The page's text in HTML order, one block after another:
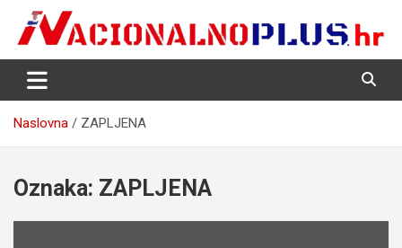
content
NacionalnoPlus.hr
Nacija želi znati više
Naslovna ZAPLJENA
Oznaka: ZAPLJENA